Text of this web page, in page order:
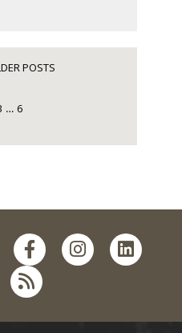
POSTS
… 6